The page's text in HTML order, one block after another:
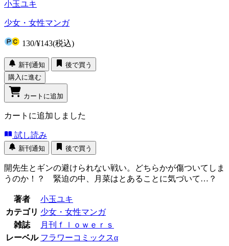
小玉ユキ
少女・女性マンガ
130/¥143(税込)
新刊通知
後で買う
購入に進む
カートに追加
カートに追加しました
試し読み
新刊通知 後で買う
開先生とギンの避けられない戦い。どちらかが傷ついてしま
うのか！？ 緊迫の中、月菜はとあることに気づいて…？
著者
小玉ユキ
カテゴリ 少女・女性マンガ
雑誌
月刊ｆｌｏｗｅｒｓ
レーベル フラワーコミックスα